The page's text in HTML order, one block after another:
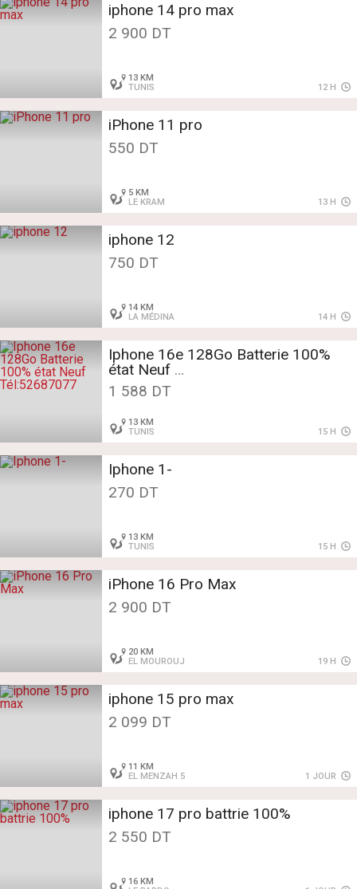
iphone 14 pro max
2 900 DT
13 KM
TUNIS
12 H
iPhone 11 pro
550 DT
5 KM
LE KRAM
13 H
iphone 12
750 DT
14 KM
LA MÉDINA
14 H
Iphone 16e 128Go Batterie 100%
état Neuf
Tél:52687077
1 588 DT
13 KM
TUNIS
15 H
Iphone 1-
270 DT
13 KM
TUNIS
15 H
iPhone 16 Pro Max
2 900 DT
20 KM
EL MOUROUJ
19 H
iphone 15 pro max
2 099 DT
11 KM
EL MENZAH 5
1 JOUR
iphone 17 pro battrie 100%
2 550 DT
16 KM